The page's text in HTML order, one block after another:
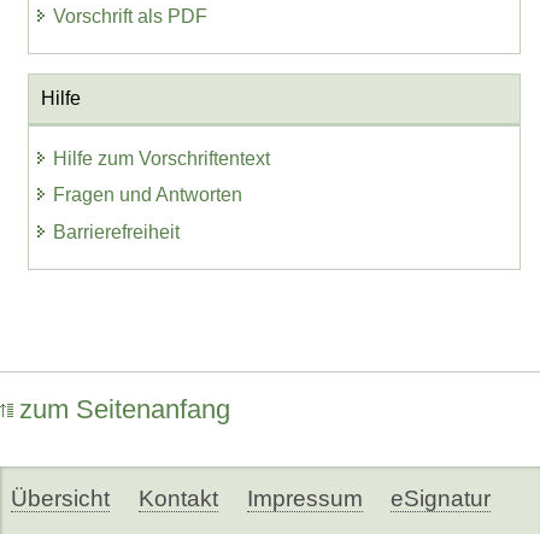
Vorschrift als PDF
Hilfe
Hilfe zum Vorschriftentext
Fragen und Antworten
Barrierefreiheit
zum Seitenanfang
Übersicht Kontakt Impressum eSignatur